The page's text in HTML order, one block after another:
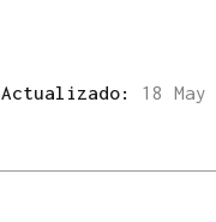
Actualizado: 18